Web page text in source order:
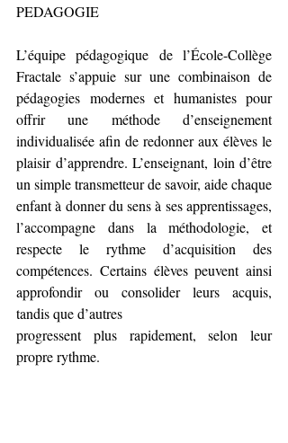
PEDAGOGIE
L’équipe pédagogique de l’École-Collège
Fractale s’appuie sur une combinaison de
pédagogies modernes et humanistes pour
offrir une méthode d’enseignement
individualisée afin de redonner aux élèves le
plaisir d’apprendre. L’enseignant, loin d’être
un simple transmetteur de savoir, aide chaque
enfant à donner du sens à ses apprentissages,
l’accompagne dans la méthodologie, et
respecte le rythme d’acquisition des
compétences. Certains élèves peuvent ainsi
approfondir ou consolider leurs acquis,
tandis que d’autres
progressent plus rapidement, selon leur
propre rythme.